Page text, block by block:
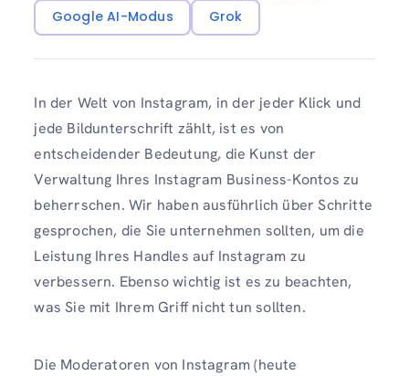
Google AI-Modus
Grok
In der Welt von Instagram, in der jeder Klick und
jede Bildunterschrift zählt, ist es von
entscheidender Bedeutung, die Kunst der
Verwaltung Ihres Instagram Business-Kontos zu
beherrschen. Wir haben ausführlich über Schritte
gesprochen, die Sie unternehmen sollten, um die
Leistung Ihres Handles auf Instagram zu
verbessern. Ebenso wichtig ist es zu beachten,
was Sie mit Ihrem Griff nicht tun sollten.
Die Moderatoren von Instagram (heute